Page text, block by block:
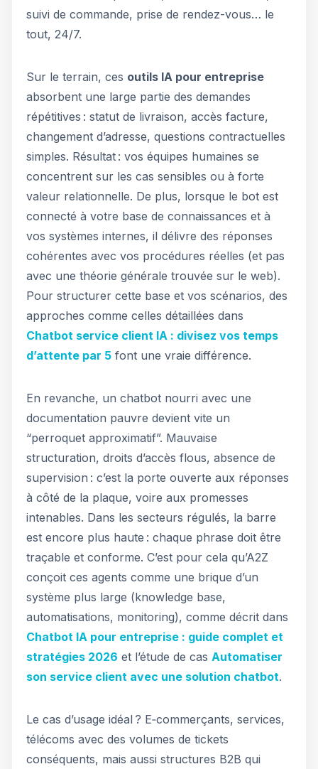
suivi de commande, prise de rendez-vous… le
tout, 24/7.
Sur le terrain, ces outils IA pour entreprise
absorbent une large partie des demandes
répétitives : statut de livraison, accès facture,
changement d’adresse, questions contractuelles
simples. Résultat : vos équipes humaines se
concentrent sur les cas sensibles ou à forte
valeur relationnelle. De plus, lorsque le bot est
connecté à votre base de connaissances et à
vos systèmes internes, il délivre des réponses
cohérentes avec vos procédures réelles (et pas
avec une théorie générale trouvée sur le web).
Pour structurer cette base et vos scénarios, des
approches comme celles détaillées dans
Chatbot service client IA : divisez vos temps
d’attente par 5 font une vraie différence.
En revanche, un chatbot nourri avec une
documentation pauvre devient vite un
“perroquet approximatif”. Mauvaise
structuration, droits d’accès flous, absence de
supervision : c’est la porte ouverte aux réponses
à côté de la plaque, voire aux promesses
intenables. Dans les secteurs régulés, la barre
est encore plus haute : chaque phrase doit être
traçable et conforme. C’est pour cela qu’A2Z
conçoit ces agents comme une brique d’un
système plus large (knowledge base,
automatisations, monitoring), comme décrit dans
Chatbot IA pour entreprise : guide complet et
stratégies 2026 et l’étude de cas Automatiser
son service client avec une solution chatbot.
Le cas d’usage idéal ? E‑commerçants, services,
télécoms avec des volumes de tickets
conséquents, mais aussi structures B2B qui